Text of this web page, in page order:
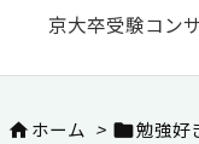
京大卒受験コン
 ホーム > 勉強好